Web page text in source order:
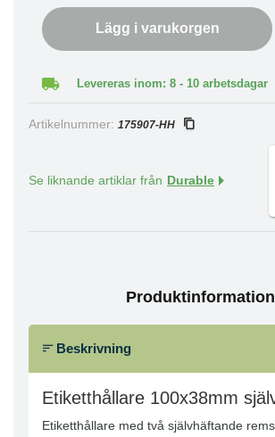
Lägg i varukorgen
Levereras inom: 8 - 10 arbetsdagar
Artikelnummer: 175907-HH
Se liknande artiklar från Durable
Produktinformation
Beskrivning
Etiketthållare 100x38mm
Etiketthållare med två självhäftande